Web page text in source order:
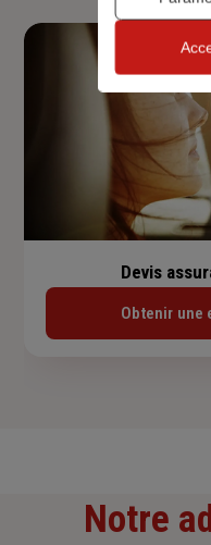
Devis
Obtenir une
Notre